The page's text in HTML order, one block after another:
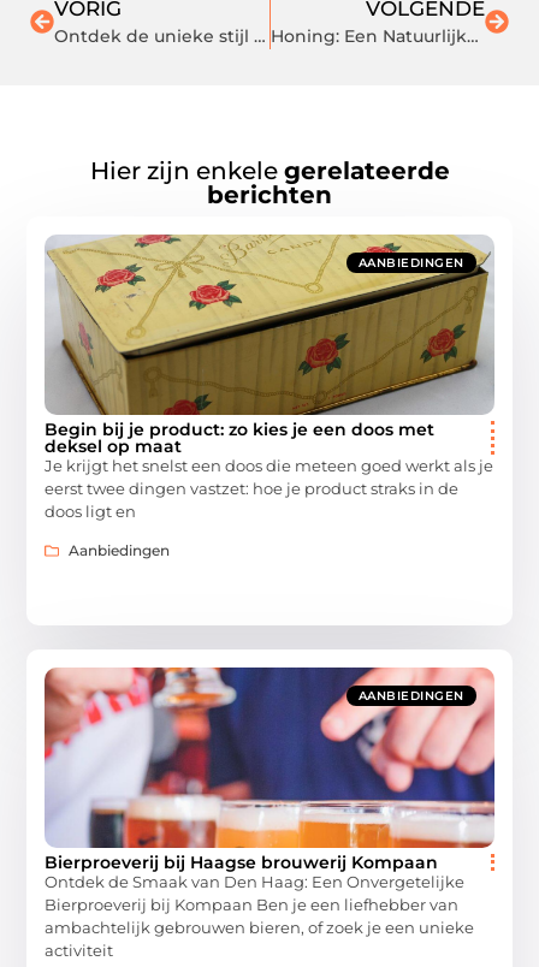
VORIG
Ontdek de unieke stijl van raamdecoratie in Deventer
VOLGENDE
Honing: Een Natuurlijke Oplossing voor Huidverzorging bij Eczeem
Hier zijn enkele gerelateerde
berichten
AANBIEDINGEN
Begin bij je product: zo kies je een doos met
deksel op maat
Je krijgt het snelst een doos die meteen goed werkt als je
eerst twee dingen vastzet: hoe je product straks in de
doos ligt en
Aanbiedingen
AANBIEDINGEN
Bierproeverij bij Haagse brouwerij Kompaan
Ontdek de Smaak van Den Haag: Een Onvergetelijke
Bierproeverij bij Kompaan Ben je een liefhebber van
ambachtelijk gebrouwen bieren, of zoek je een unieke
activiteit